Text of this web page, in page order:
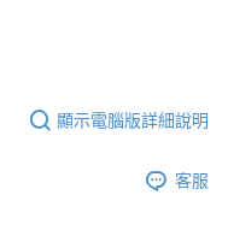
先享後付」服務完成之交
將交易相關給付款項請求債
顯示電腦版詳細說明
客服